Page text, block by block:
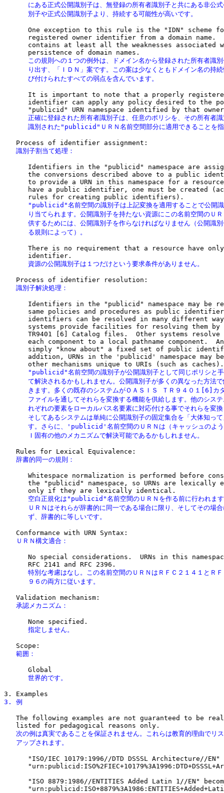
にある正式公開識別子は、無登録の所有者識別子と共にある非公
      別子や正式公開識別子より、持続する可能性が高いです。
One exception to this rule is the "IDN" scheme
registered owner identifier from a domain name.
contains at least all the weaknesses associated
この規則への１つの例外は、ドメイン名から登録された所有者識
り出す、「ＩＤＮ」案です。この案は少なくともドメイン名の持
      び付けられたすべての弱点を含んでいます。
It is important to note that a properly
identifier can apply any policy desired to the
正確に登録された所有者識別子は、任意のポリシを、その所有者
識別された"publicid"ＵＲＮ名前空間部分に適用できることを
   識別子割当て処理：
Identifiers in the "publicid" namespace are
the conversions described above to a public
to provide a URN in this namespace for a
have a public identifier, one must be created
"publicid"名前空間の識別子は上記変換を適用することで公開
り当てられます。公開識別子を持たない資源にこの名前空間のＵ
供するためには、公開識別子を作らなければなりません（公開識
      る規則によって）。
There is no requirement that a resource have
      資源の公開識別子は１つだけという要求条件がありません。
   識別子解決処理：
Identifiers in the "publicid" namespace may be
same policies and procedures as public
identifiers can be resolved in many different
systems provide facilities for resolving them by
TR9401 [6] Catalog files.  Other systems resolve
each component to a local pathname component.
simply "know about" a fixed set of public
addition, URNs in the 'publicid' namespace may
"publicid"名前空間の識別子が公開識別子として同じポリシと
て解決されるかもしれません。公開識別子が多くの異なった方法
きます。多くの既存のシステムがＯＡＳＩＳ ＴＲ９４０１[6]カ
ファイルを通してそれらを変換する機能を供給します。他のシス
れぞれの要素をローカルパス名要素に対応付ける事でそれらを変
そしてあるシステムは単純に公開識別子の固定集合を「大体知っ
す。さらに、'publicid'名前空間のＵＲＮは（キャッシュのよ
      Ｉ固有の他のメカニズムで解決可能であるかもしれません。
   辞書的同一の規則：
Whitespace normalization is performed before
the "publicid" namespace, so URNs are lexically
空白正規化は"publicid"名前空間のＵＲＮを作る前に行われま
ＵＲＮはそれらが辞書的に同一である場合に限り、そしてその場
      ず、辞書的に等しいです。
   ＵＲＮ構文適合：
No special considerations.  URNs in this
特別な考慮はなし。この名前空間のＵＲＮはＲＦＣ２１４１とＲ
      ９６の両方に従います。
   承認メカニズム：
      指定しません。
   範囲：
      世界的です。
3. 例
The following examples are not guaranteed to be
次の例は真実であることを保証されません。これらは教育的理由でリ
   アップされます。
"ISO/IEC 10179:1996//DTD DSSSL Architecture//EN"
"ISO 8879:1986//ENTITIES Added Latin 1//EN"